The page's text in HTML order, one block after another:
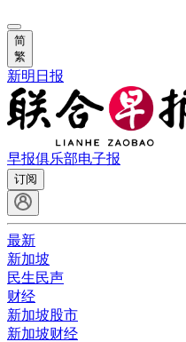
简
繁
新明日报
早报俱乐部电子报
订阅
最新
新加坡
民生民声
财经
新加坡股市
新加坡财经